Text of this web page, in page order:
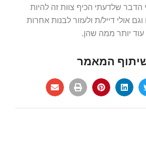
הדבר שלדעתי הכיף צוות זה להיות
אולי דייל/ת ולעזור לבנות אחרות
עוד יותר ממה שהן.
המאמר